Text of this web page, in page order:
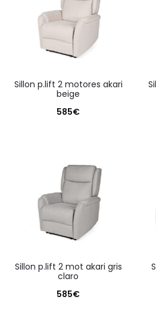
sillon p.lift 2 motores akari
beige
585€
sillon relax 2 motor akari
sillon p.lift 2 mot akari gris
claro
585€